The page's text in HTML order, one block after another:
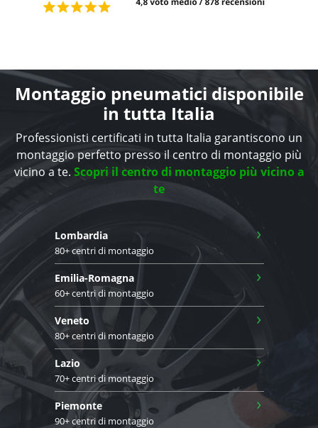
Montaggio pneumatici disponibile
in tutta Italia
Professionisti certificati in tutta Italia garantiscono un
montaggio perfetto presso il centro di montaggio più
vicino a te. Scopri il centro di montaggio più vicino a
te
Lombardia
80+ centri di montaggio
›
Emilia-Romagna
60+ centri di montaggio
›
Veneto
80+ centri di montaggio
›
Lazio
70+ centri di montaggio
›
Piemonte
90+ centri di montaggio
›